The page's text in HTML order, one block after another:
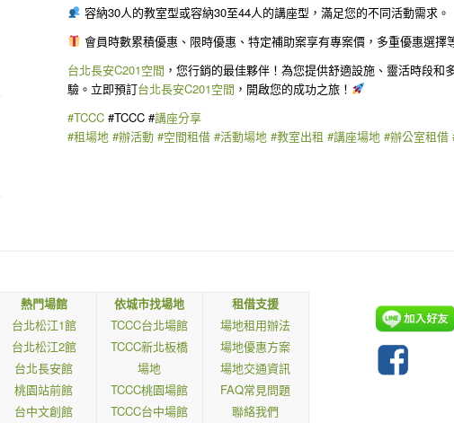
容納30人的教室型或容納30至44人的講座型，滿足您的不同活動需求。
會員時數累積優惠、限時優惠、特定補助案享有專案價，多重優惠選擇
台北長安C201空間 ，您行銷的最佳夥伴！為您提供舒適設施、靈活時段
驗。立即預訂台北長安C201空間 ，開啟您的成功之旅！
#TCCC #TCCC #講座分享
#租場地 #辦活動 #空間租借 #活動場地 #教室出租 #講座場地 #辦公室租借
熱門場館
台北松江1館
台北松江2館
台北長安館
桃園站前館
台中文創館
依城市找場地
TCCC台北場館
TCCC新北板橋
場地
TCCC桃園場館
TCCC台中場館
租借支援
場地租用辦法
場地優惠方案
場地交通資訊
FAQ常見問題
聯絡我們